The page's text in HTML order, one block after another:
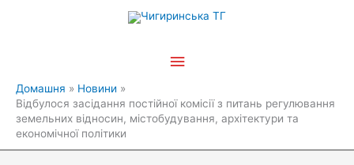
Головне
Домашня
Новини
Відбулося засідання постійної комісії з питань регулювання
земельних відносин, містобудування, архітектури та
економічної політики